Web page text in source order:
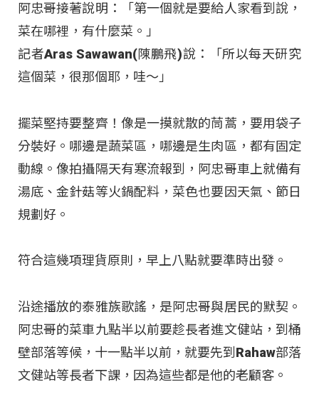
阿忠哥接著說明：「第一個就是要給人家看到說，
菜在哪裡，有什麼菜。」
記者Aras Sawawan(陳鵬飛)說：「所以每天研究
這個菜，很那個耶，哇～」
擺菜堅持要整齊！像是一摸就散的茼蒿，要用袋子
分裝好。哪邊是蔬菜區，哪邊是生肉區，都有固定
動線。像拍攝隔天有寒流報到，阿忠哥車上就備有
湯底、金針菇等火鍋配料，菜色也要因天氣、節日
規劃好。
符合這幾項理貨原則，早上八點就要準時出發。
沿途播放的泰雅族歌謠，是阿忠哥與居民的默契。
阿忠哥的菜車九點半以前要趁長者進文健站，到桶
壁部落等候，十一點半以前，就要先到Rahaw部落
文健站等長者下課，因為這些都是他的老顧客。